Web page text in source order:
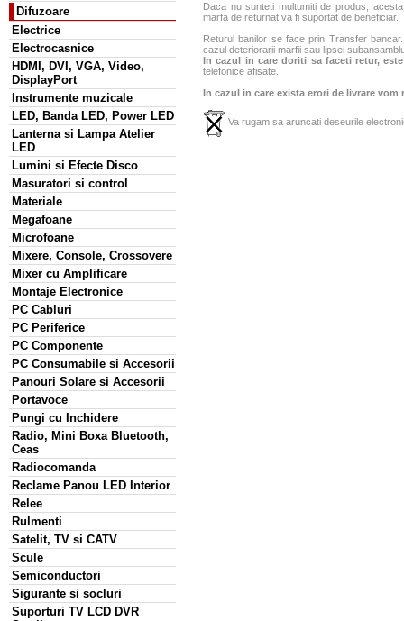
Difuzoare
Electrice
Electrocasnice
HDMI, DVI, VGA, Video,
DisplayPort
Instrumente muzicale
LED, Banda LED, Power LED
Lanterna si Lampa Atelier
LED
Lumini si Efecte Disco
Masuratori si control
Materiale
Megafoane
Microfoane
Mixere, Console, Crossovere
Mixer cu Amplificare
Montaje Electronice
PC Cabluri
PC Periferice
PC Componente
PC Consumabile si Accesorii
Panouri Solare si Accesorii
Portavoce
Pungi cu Inchidere
Radio, Mini Boxa Bluetooth,
Ceas
Radiocomanda
Reclame Panou LED Interior
Relee
Rulmenti
Satelit, TV si CATV
Scule
Semiconductori
Sigurante si socluri
Suporturi TV LCD DVR
Daca nu sunteti multumiti de produs,
marfa de returnat va fi suportat de beneficiar.
Returul banilor se face prin Transfer
cazul deteriorarii marfii sau lipsei
In cazul in care doriti sa faceti retur,
telefonice afisate.
In cazul in care exista erori de livrare
Va rugam sa aruncati deseurile